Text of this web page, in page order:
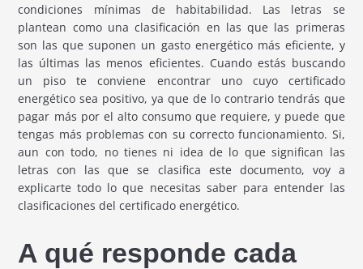
condiciones mínimas de habitabilidad. Las letras se
plantean como una clasificación en las que las primeras
son las que suponen un gasto energético más eficiente, y
las últimas las menos eficientes. Cuando estás buscando
un piso te conviene encontrar uno cuyo certificado
energético sea positivo, ya que de lo contrario tendrás que
pagar más por el alto consumo que requiere, y puede que
tengas más problemas con su correcto funcionamiento. Si,
aun con todo, no tienes ni idea de lo que significan las
letras con las que se clasifica este documento, voy a
explicarte todo lo que necesitas saber para entender las
clasificaciones del certificado energético.
A qué responde cada